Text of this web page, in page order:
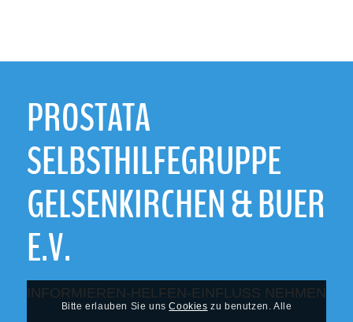
PROSTATA
SELBSTHILFEGRUPPE
GELSENKIRCHEN & BUER
E.V.
INFORMIEREN-HELFEN-EINFLUSS NEHMEN
Bitte erlauben Sie unsCookies zu benutzen. Alle